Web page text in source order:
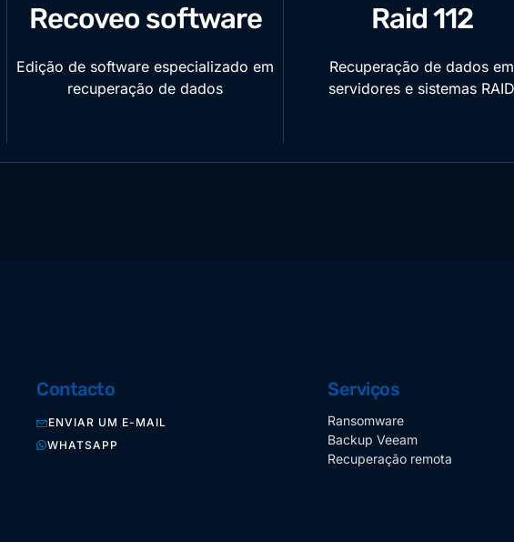
Recoveo software
Edição de software especializado em
recuperação de dados
Raid 112
Recuperação de dados em
servidores e sistemas RAID
Contacto
ENVIAR UM E-MAIL
WHATSAPP
Serviços
Ransomware
Backup Veeam
Recuperação remota